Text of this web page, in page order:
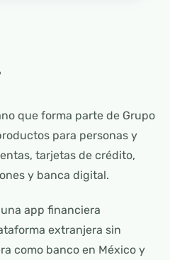
que forma parte de Grupo
para personas y
tarjetas de crédito,
y banca digital.
app financiera
extranjera sin
como banco en México y